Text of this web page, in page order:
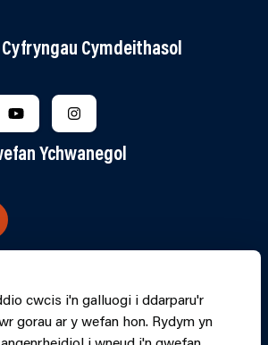
Cymdeithasol
LINKEDIN
US ON FACEBOOK
FOLLOW US ON YOUTUBE
FOLLOW US ON
Ychwanegol
cwcis i'n galluogi i ddarparu'r
gorau ar y wefan hon. Rydym yn
PRINT PAGE